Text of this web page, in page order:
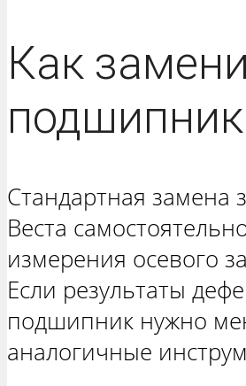
Как
Стандартная замена
Веста
измерения осевого
Если результаты
подшипник нужно
аналогичные